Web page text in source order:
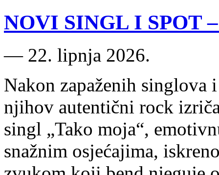
NOVI SINGL I SPOT
― 22. lipnja 2026.
Nakon zapaženih singlova
njihov autentični rock
singl „Tako moja“,
snažnim osjećajima,